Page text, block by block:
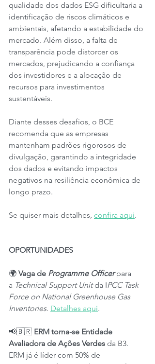
qualidade dos dados ESG dificultaria a
identificação de riscos climáticos e
ambientais, afetando a estabilidade do
mercado. Além disso, a falta de
transparência pode distorcer os
mercados, prejudicando a confiança
dos investidores e a alocação de
recursos para investimentos
sustentáveis.
Diante desses desafios, o BCE
recomenda que as empresas
mantenham padrões rigorosos de
divulgação, garantindo a integridade
dos dados e evitando impactos
negativos na resiliência econômica de
longo prazo.
Se quiser mais detalhes, confira aqui.
OPORTUNIDADES
🌍 Vaga de Programme Officer para
a Technical Support Unit da IPCC Task
Force on National Greenhouse Gas
Inventories. Detalhes aqui.
📢🇧🇷 ERM torna-se Entidade
Avaliadora de Ações Verdes da B3.
ERM já é líder com 50% de